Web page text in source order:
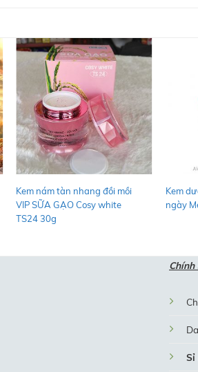
+
Kem nám tàn nhang đồi mồi
VIP SỮA GẠO Cosy white
TS24 30g
Kem
ngày
Chính
Sỉ